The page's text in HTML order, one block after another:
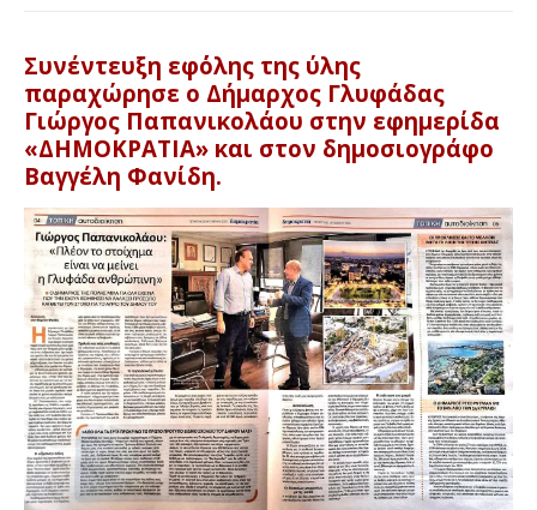
Συνέντευξη εφ΄όλης της ύλης
παραχώρησε ο Δήμαρχος Γλυφάδας
Γιώργος Παπανικολάου στην εφημερίδα
«ΔΗΜΟΚΡΑΤΙΑ» και στον δημοσιογράφο
Βαγγέλη Φανίδη.